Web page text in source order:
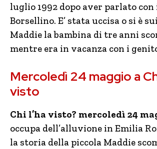
luglio 1992 dopo aver parlato
Borsellino. E’ stata uccisa o si è
Maddie la bambina di tre anni
mentre era in vacanza con i
Mercoledì 24 maggio a
visto
Chi l’ha visto? mercoledì 24
occupa dell’alluvione in Emilia
la storia della piccola Maddie